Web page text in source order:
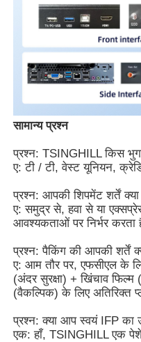
सामान्य प्रश्न
प्रश्न: TSINGHILL किस
ए: टी / टी, वेस्ट यूनियन,
प्रश्न: आपकी शिपमेंट शर्तें
ए: समुद्र से, हवा से या
आवश्यकताओं पर निर्भर करता
प्रश्न: पैकिंग की आपकी शर्तें
ए: आम तौर पर, एफसीएल के
(अंदर सुरक्षा) + खिंचाव फिल्म
(वैकल्पिक) के लिए अतिरिक्त
प्रश्न: क्या आप स्वयं IFP का
एक: हाँ, TSINGHILL एक